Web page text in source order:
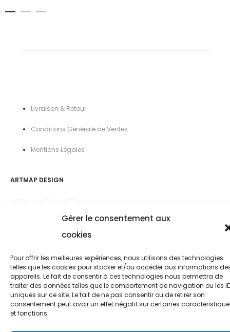
Gérer le consentement aux
cookies
Pour offrir les meilleures expériences, nous utilisons des technologies
telles que les cookies pour stocker et/ou accéder aux informations
appareils. Le fait de consentir à ces technologies nous permettra de
traiter des données telles que le comportement de navigation ou les
uniques sur ce site. Le fait de ne pas consentir ou de retirer son
consentement peut avoir un effet négatif sur certaines
et fonctions.
Livraison & Retour
Conditions Générale de Ventes
Mentions Légales
ARTMAP DESIGN